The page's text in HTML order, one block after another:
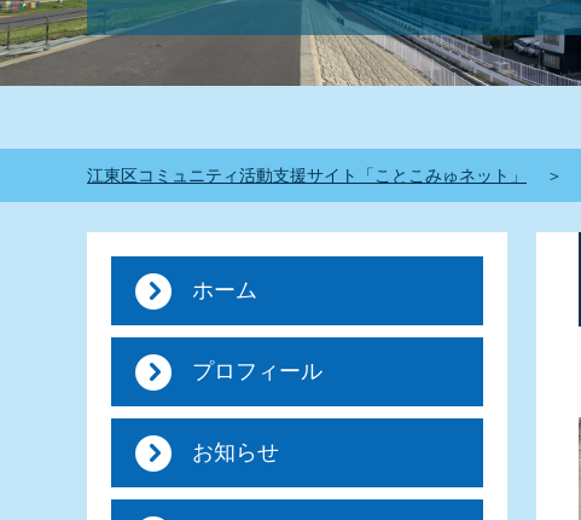
江東区コミュニティ活動支援サイト「ことこみゅネット」 ＞
ホーム
プロフィール
お知らせ